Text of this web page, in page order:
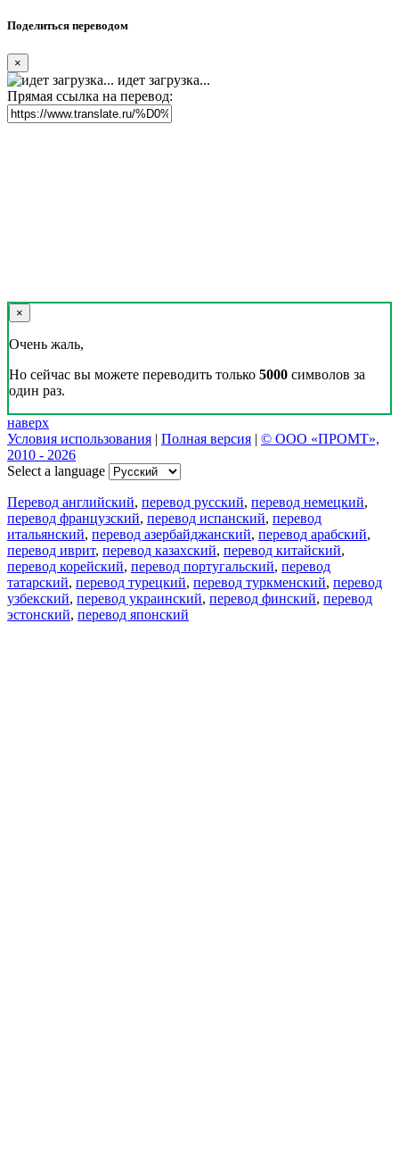
Поделиться переводом
×
идет загрузка...
Прямая ссылка на перевод:
×
Очень жаль,
Но сейчас вы можете переводить только 5000 символов за
один раз.
наверх
Условия использования | Полная версия | © ООО «ПРОМТ»,
2010 - 2026
Select a language
Перевод английский, перевод русский, перевод немецкий,
перевод французский, перевод испанский, перевод
итальянский, перевод азербайджанский, перевод арабский,
перевод иврит, перевод казахский, перевод китайский,
перевод корейский, перевод португальский, перевод
татарский, перевод турецкий, перевод туркменский, перевод
узбекский, перевод украинский, перевод финский, перевод
эстонский, перевод японский